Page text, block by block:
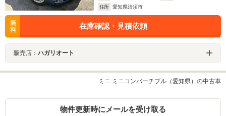
住所
愛知県清須市
無
料
在庫確認・見積依頼
販売店： ハガリオート
ミニ ミニコンバーチブル（愛知県）の中古車
物件更新時にメールを受け取る